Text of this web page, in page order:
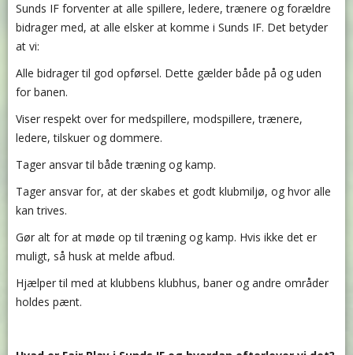
Sunds IF forventer at alle spillere, ledere, trænere og forældre
bidrager med, at alle elsker at komme i Sunds IF. Det betyder
at vi:
Alle bidrager til god opførsel. Dette gælder både på og uden
for banen.
Viser respekt over for medspillere, modspillere, trænere,
ledere, tilskuer og dommere.
Tager ansvar til både træning og kamp.
Tager ansvar for, at der skabes et godt klubmiljø, og hvor alle
kan trives.
Gør alt for at møde op til træning og kamp. Hvis ikke det er
muligt, så husk at melde afbud.
Hjælper til med at klubbens klubhus, baner og andre områder
holdes pænt.